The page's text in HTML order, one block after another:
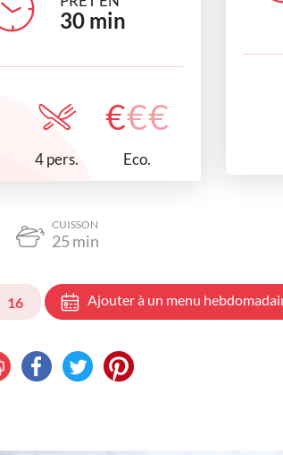
30 min
4 pers.
€€€
Eco.
CUISSON
25 min
16 Ajouter à un menu